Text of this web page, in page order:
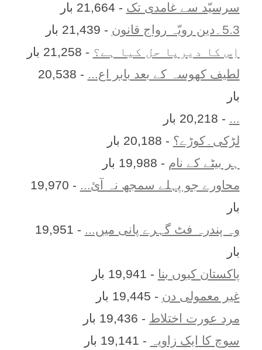
سرسیّد سے غامدی تک - 21,664 بار
5.3۔دین رویّہ رواج قانون
- 21,439 بار
اِس کا ديرپا حل کيا ہے؟ - 21,258 بار
لطیف کھوسہ کے بعد بابر اع...
- 20,538
بار
... - 20,218 بار
لڑکی۔کوڑے؟ - 20,188 بار
ہر بيٹے کے نام - 19,988 بار
محاورے جو پہلے سمجھ نہ آئ...
- 19,970
بار
وہ پندرہ فٹ گہرے پانی میں...
- 19,951
بار
پاکستان کیوں بنا - 19,941 بار
غیر معمولی دن - 19,445 بار
مرد عورت اختلاط - 19,436 بار
سوچ کا ایک زاویہ
- 19,141 بار